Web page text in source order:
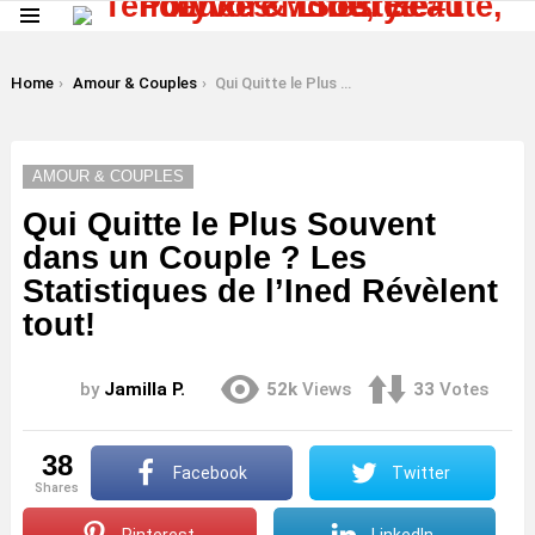
You are here:
Home Amour & Couples Qui Quitte le Plus Souvent dans un Couple ? Les Statistiques de l’Ined Révèlent tout!
AMOUR & COUPLES
Qui Quitte le Plus Souvent
dans un Couple ? Les
Statistiques de l’Ined Révèlent
tout!
by Jamilla P. 52k Views 33 Votes
38
shares
Facebook Twitter